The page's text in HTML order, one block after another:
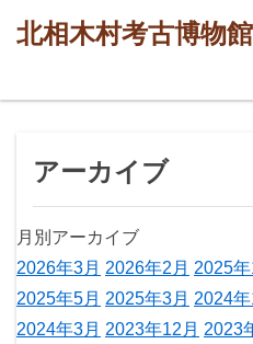
北相木村考古博物館
アーカイブ
月別アーカイブ
2026年3月 2026年2月 2025年
2025年5月 2025年3月 2024年
2024年3月 2023年12月 2023